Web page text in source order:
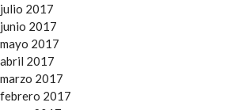
julio 2017
junio 2017
mayo 2017
abril 2017
marzo 2017
febrero 2017